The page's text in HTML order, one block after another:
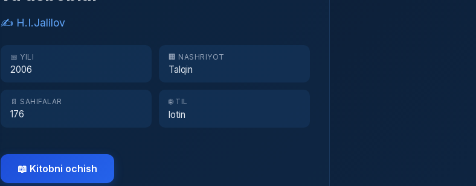
✍️ H.I.Jalilov
📅 YILI
2006
🏢 NASHRIYOT
Talqin
📄 SAHIFALAR
176
🌐 TIL
lotin
📖 Kitobni ochish